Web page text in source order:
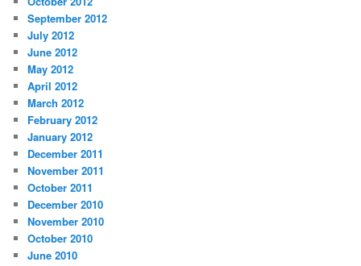
September 2012
July 2012
June 2012
May 2012
April 2012
March 2012
February 2012
January 2012
December 2011
November 2011
October 2011
December 2010
November 2010
October 2010
June 2010